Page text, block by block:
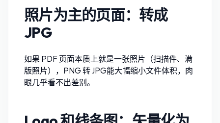
照片为主的页面：转成
JPG
如果 PDF 页面本质上就是一张照片（扫描件、满
版照片）， PNG 转 JPG能大幅缩小文件体积，肉
眼几乎看不出差别。